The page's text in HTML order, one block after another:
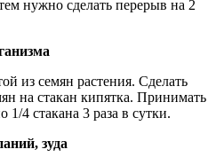
нужно сделать перерыв на 2
из семян растения. Сделать
на стакан кипятка. Принимать
4 стакана 3 раза в сутки.
зуда